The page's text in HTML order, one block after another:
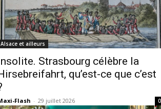
Alsace et ailleurs
Strasbourg célèbre la
qu’est-ce que c’est
Flash - 29 juillet 2026 0